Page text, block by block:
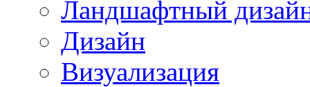
Ландшафтный
Дизайн
Визуализация